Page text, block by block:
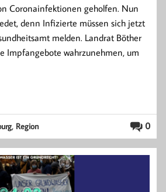
Coronainfektionen geholfen. Nun
denn Infizierte müssen sich jetzt
melden. Landrat Böther
Impfangebote wahrzunehmen, um
0
, Region